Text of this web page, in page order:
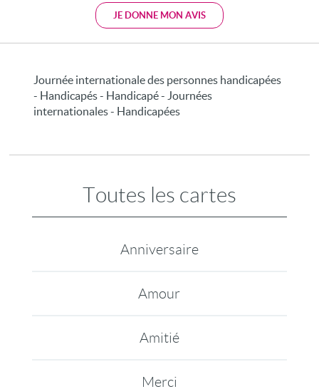
JE DONNE MON AVIS
Journée internationale des personnes handicapées
- Handicapés - Handicapé - Journées
internationales - Handicapées
Toutes les cartes
Anniversaire
Amour
Amitié
Merci